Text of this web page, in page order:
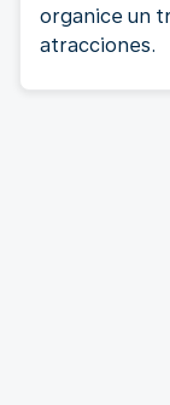
organice un
atracciones.